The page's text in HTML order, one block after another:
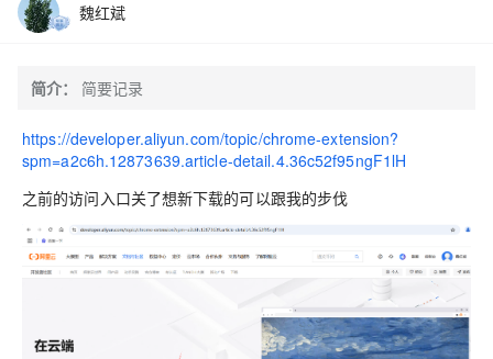
魏红斌
简介： 简要记录
https://developer.aliyun.com/topic/chrome-extension?
spm=a2c6h.12873639.article-detail.4.36c52f95ngF1lH
之前的访问入口关了想新下载的可以跟我的步伐